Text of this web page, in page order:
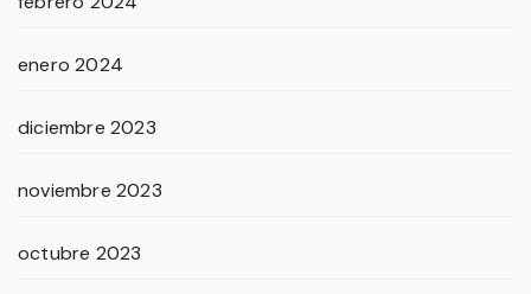
enero 2024
diciembre 2023
noviembre 2023
octubre 2023